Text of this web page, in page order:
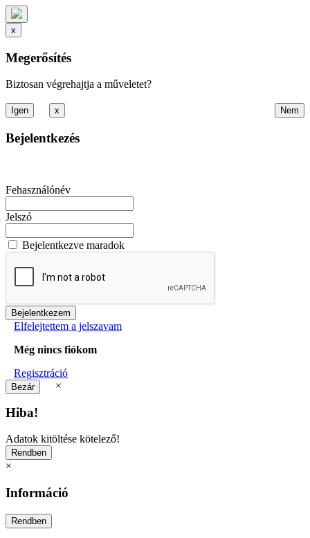
x
Megerősítés
Biztosan végrehajtja a műveletet?
x
Bejelentkezés
Fehasználónév
Jelszó
Bejelentkezve maradok
Elfelejtettem a jelszavam
Még nincs fiókom
Regisztráció
×
Hiba!
Adatok kitöltése kötelező!
×
Információ